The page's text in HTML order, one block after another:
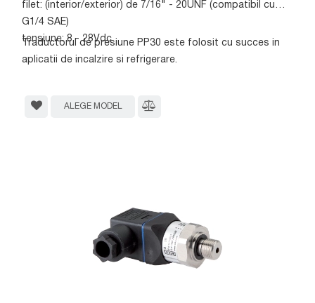
filet: (interior/exterior) de 7/16" - 20UNF (compatibil cu
G1/4 SAE)
tensiune: 8 - 28Vdc
Traductorul de presiune PP30 este folosit cu succes in
aplicatii de incalzire si refrigerare.
ALEGE MODEL